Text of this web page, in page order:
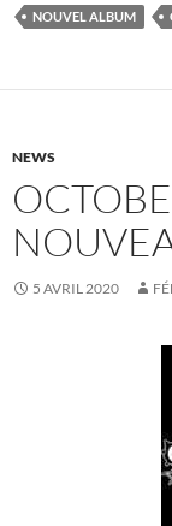
NOUVEL ALBUM
NEWS
5 AVRIL 2020